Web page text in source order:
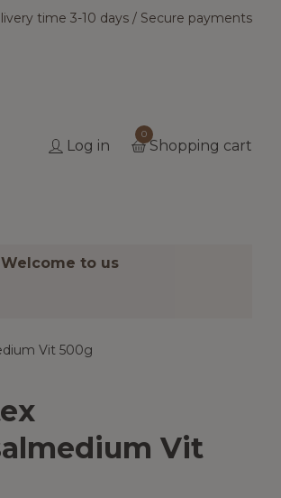
time 3-10 days / Secure payments
Log in
0
Shopping cart
Welcome to us
Vit 500g
Vit